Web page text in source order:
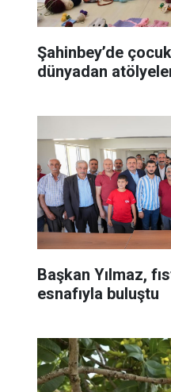
Şahinbey’de
dünyadan
Başkan Yılmaz,
esnafıyla buluştu